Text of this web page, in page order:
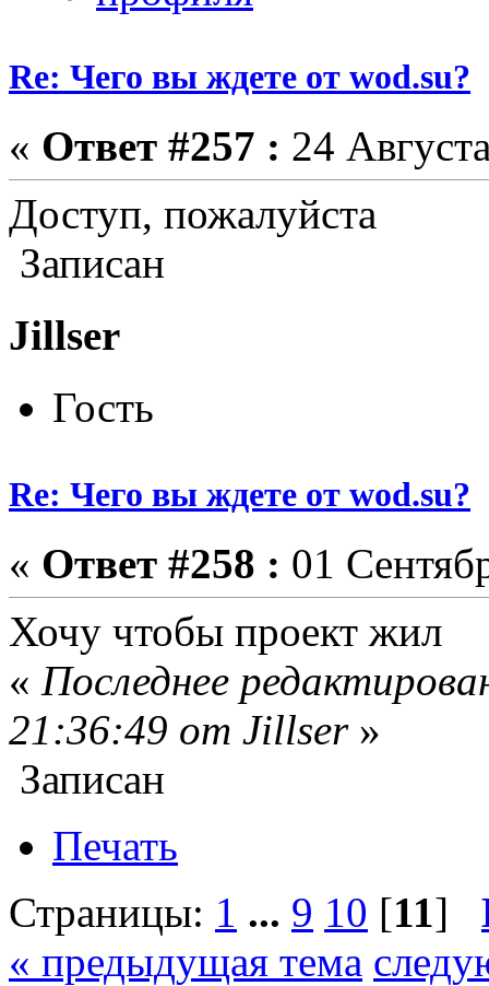
Re: Чего вы ждете от wod.su?
« Ответ #257 : 24
Доступ, пожалуйста
Записан
Jillser
Гость
Re: Чего вы ждете от wod.su?
« Ответ #258 : 01
Хочу чтобы проект жил
« Последнее
21:36:49 от Jillser»
Записан
Печать
Страницы: 1 ... 9 10 [11]
« предыдущая тема